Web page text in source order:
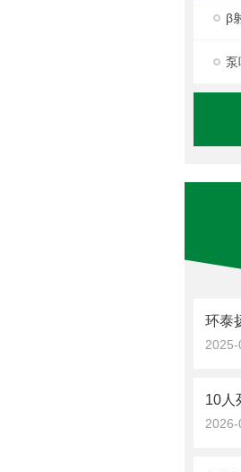
β
泵